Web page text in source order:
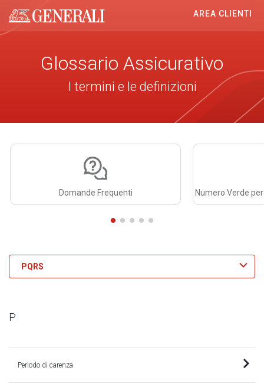
Generali logo
AREA CLIENTI
Glossario Assicurativo
I termini e le definizioni
Domande Frequenti Numero Verde
PQRS
P
Periodo di carenza